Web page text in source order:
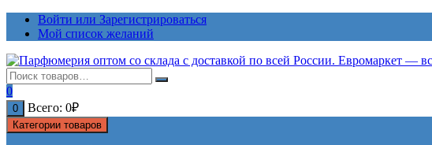
ПерейтиВойти или Зарегистрироваться
Мой список желаний
0
0 Всего: 0₽
Категории товаров